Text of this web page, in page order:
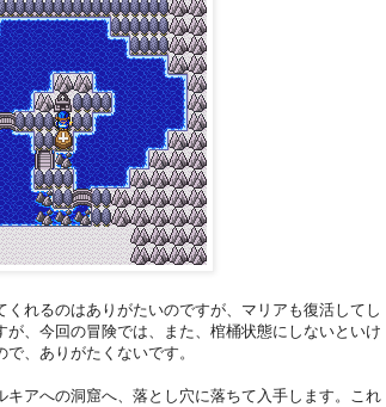
れるのはありがたいのですが、マリアも復活してし
、今回の冒険では、また、棺桶状態にしないといけ
、ありがたくないです。
アへの洞窟へ、落とし穴に落ちて入手します。これ